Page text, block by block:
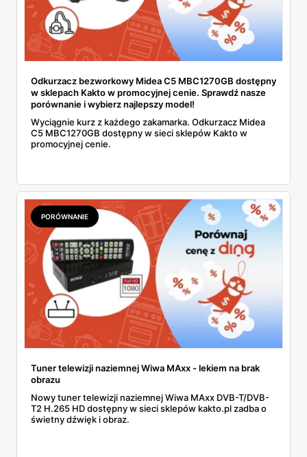
Odkurzacz bezworkowy Midea C5 MBC1270GB dostępny
w sklepach Kakto w promocyjnej cenie. Sprawdź nasze
porównanie i wybierz najlepszy model!
Wyciągnie kurz z każdego zakamarka. Odkurzacz Midea
C5 MBC1270GB dostępny w sieci sklepów Kakto w
promocyjnej cenie.
PORÓWNANIE
Tuner telewizji naziemnej Wiwa MAxx - lekiem na brak
obrazu
Nowy tuner telewizji naziemnej Wiwa MAxx DVB-T/DVB-
T2 H.265 HD dostępny w sieci sklepów kakto.pl zadba o
świetny dźwięk i obraz.